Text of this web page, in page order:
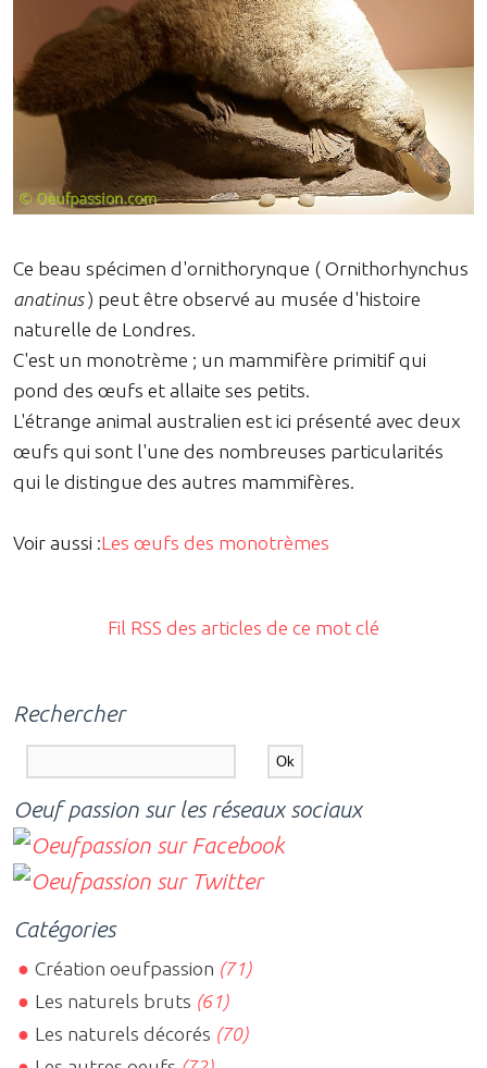
Ce beau spécimen d'ornithorynque ( Ornithorhynchus
anatinus) peut être observé au musée d'histoire
naturelle de Londres.
C'est un monotrème ; un mammifère primitif qui
pond des œufs et allaite ses petits.
L'étrange animal australien est ici présenté avec deux
œufs qui sont l'une des nombreuses particularités
qui le distingue des autres mammifères.
Voir aussi :Les œufs des monotrèmes
Fil RSS des articles de ce mot clé
Rechercher
Oeuf passion sur les réseaux sociaux
Catégories
Création oeufpassion (71)
Les naturels bruts (61)
Les naturels décorés (70)